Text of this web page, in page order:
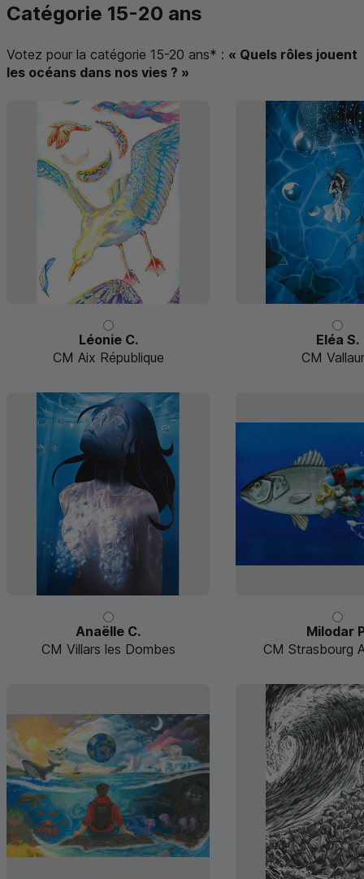
Catégorie 15-20 ans
Votez pour la catégorie 15-20 ans* : « Quels rôles jouent
les océans dans nos vies ? »
Léonie C.
CM Aix République
Eléa S.
CM
Anaëlle C.
CM Villars les Dombes
Milodar
CM Strasbourg